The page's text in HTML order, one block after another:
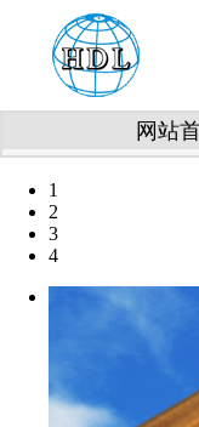
网站
1
2
3
4